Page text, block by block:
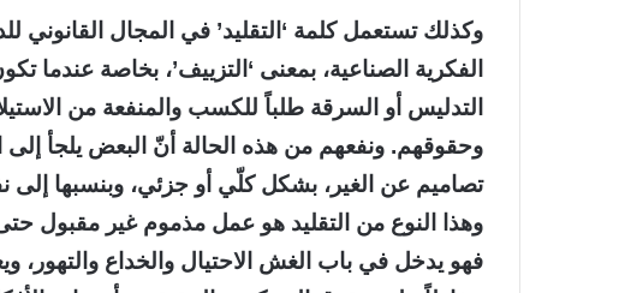
وكذلك تستعمل كلمة ‘التقليد’ في المجال القانوني
الفكرية الصناعية، بمعنى ‘التزييف’، بخاصة
التدليس أو السرقة طلباً للكسب والمنفعة من
وحقوقهم. ونفعهم من هذه الحالة أنّ البعض يلجأ إلى
تصاميم عن الغير، بشكل كلّي أو جزئي، وبنسبها إلى
وهذا النوع من التقليد هو عمل مذموم غير مقبول
فهو يدخل في باب الغش الاحتيال والخداع والتهور،